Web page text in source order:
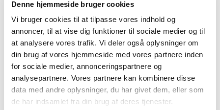
Denne hjemmeside bruger cookies
Vi bruger cookies til at tilpasse vores indhold og
annoncer, til at vise dig funktioner til sociale medier og til
at analysere vores trafik. Vi deler også oplysninger om
din brug af vores hjemmeside med vores partnere inden
for sociale medier, annonceringspartnere og
analysepartnere. Vores partnere kan kombinere disse
data med andre oplysninger, du har givet dem, eller som
de har indsamlet fra din brug af deres tjenester.
Efter mødet vil en FAQ fra dagen blive udgivet, så du har
mulighed for at se tilbage på indholdet af eftermiddagen
Du vil også kunne se eller gense mødet på LinkedIn.
16. Nyhedsbrev om Medicinsk Udstyr
|19. december 2025 |